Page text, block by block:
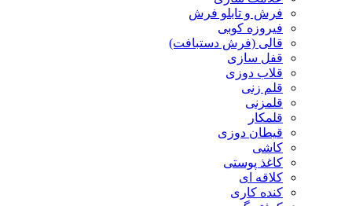
فرش و تابلو فرش
فیروزه کوبی
قالی (فرش دستبافت)
قفل سازی
قلاب دوزی
قلم زنی
قلمزنی
قلمکار
قیطان دوزی
کاشی
کاغذ پوستی
کلاقه ای
کنده کاری